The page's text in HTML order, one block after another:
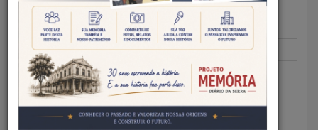
Redação DS 18/05/2026 Curtas
CURTAS – 18 DE MAIO DE 2026